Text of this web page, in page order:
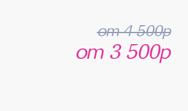
от 4 500р
от 3 500р